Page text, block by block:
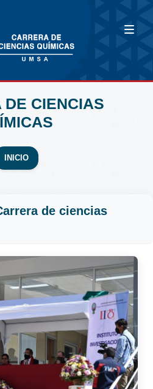
DE CIENCIAS
INICIO
de ciencias